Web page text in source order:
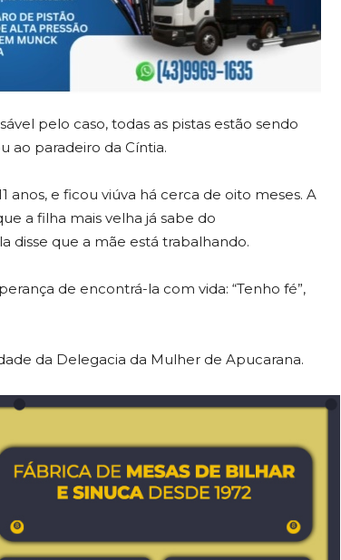
pelo caso, todas as pistas estão sendo
ao paradeiro da Cíntia.
anos, e ficou viúva há cerca de oito meses. A
a filha mais velha já sabe do
disse que a mãe está trabalhando.
de encontrá-la com vida: “Tenho fé”,
da Delegacia da Mulher de Apucarana.